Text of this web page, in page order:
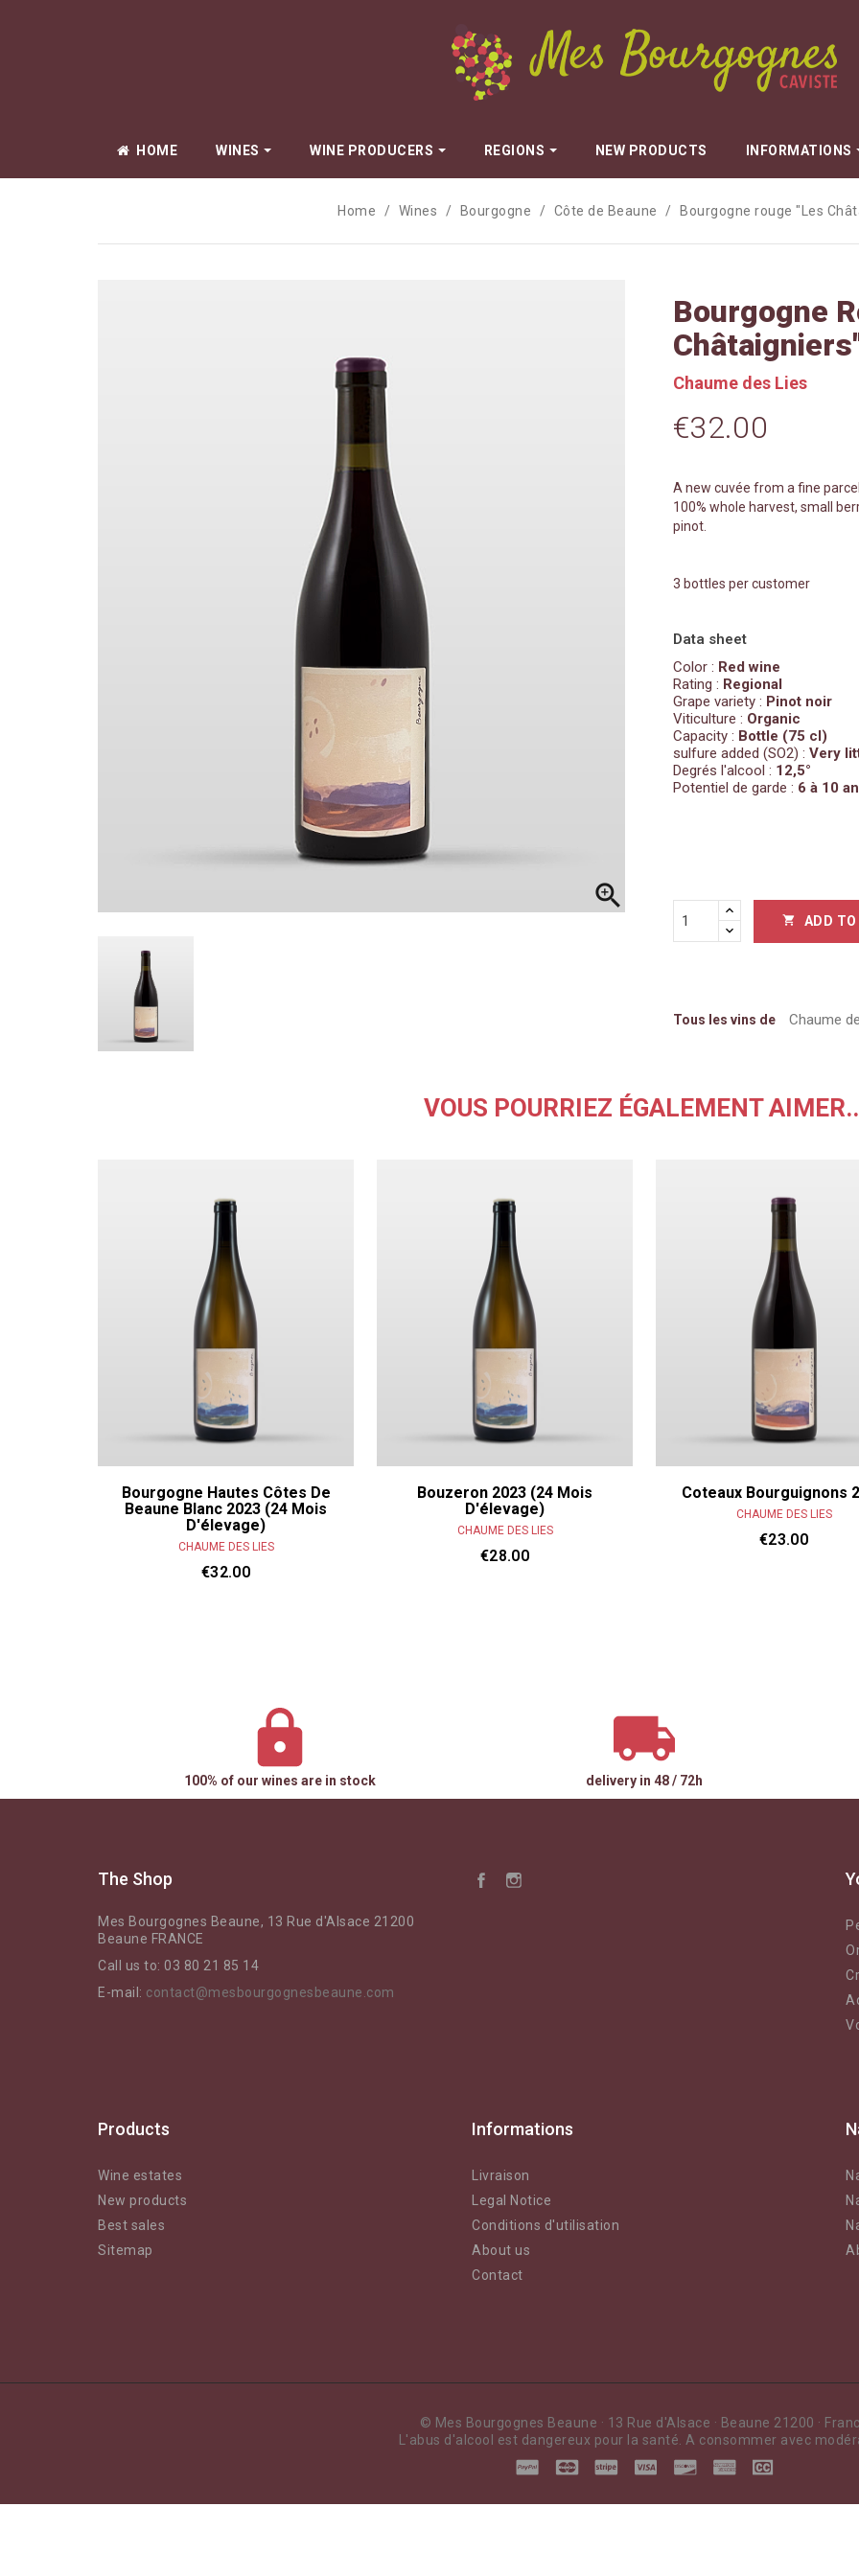
HOME WINES WINE PRODUCERS
Amiot Pierre
Arlaud Cyprien
Bize Simon
Boillot Lucien
Boyer Renaud
Caroline Morey
Cassiopée
Chandon de Briailles
Chanterêves
Chapuis & Chapuis
Château de Fuissé - Famille Vincent
Chaume des Lies
Chevillon
Clair Obscur
Clos des Lambrays
Clos des vignes du Maynes
Colin-Morey Pierre-Yves
Comtes Lafon
Dugat Claude
Dujac
Durieux Yann
Esprit Leflaive
Fauvettes - Maryse Chatelin
Galeyrand Jérome
Gros Anne
Jouveaux Alexandre
Keltchewsky Gabriel
La Pâturie - Julia et Thomas
Romain de Moor
Lafouge Domaine
Le Bois Dieu
Le Grain du Vin - Mélanie & Vincent
Le Grappin
Lignier Hubert & Laurent
Lopez Arnaud - Pinot Noar
REGIONS NEW PRODUCTS INFORMATIONS
Home Wines Bourgogne Côte de Beaune Bourgogne rouge "Les

Bourgogne
Chaume des Lies
€32.00
A new cuvée from a fine
100% whole harvest, small
pinot.
3 bottles per customer
Data sheet
Color : Red wine
Rating : Regional
Grape variety : Pinot noir
Viticulture : Organic
Capacity : Bottle (75 cl)
sulfure added (SO2) : Very
Degrés l'alcool : 12,5°
Potentiel de garde : 6 à 10
 ADD
Tous les vins de Chaume
VOUS POURRIEZ ÉGALEMENT
Bourgogne Hautes Côtes De
Beaune Blanc 2023 (24 Mois
D'élevage)
CHAUME DES LIES
€32.00
Bouzeron 2023 (24 Mois
D'élevage)
CHAUME DES LIES
€28.00
Coteaux Bourguignons
CHAUME DES LIES
€23.00
100% of our wines are in stock delivery in 48 / 72h
The Shop
Mes Bourgognes Beaune, 13 Rue d'Alsace 21200
Beaune FRANCE
Call us to: 03 80 21 85 14
E-mail: contact@mesbourgognesbeaune.com
Products
Wine estates
New products
Best sales
Sitemap
Informations
Livraison
Legal Notice
Conditions d'utilisation
About us
Contact
© Mes Bourgognes Beaune · 13 Rue d'Alsace · Beaune 21200 ·
L'abus d'alcool est dangereux pour la santé. A consommer avec